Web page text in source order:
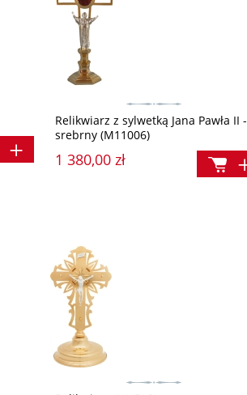
Relikwiarz z sylwetką Jana Pawła II -
srebrny (M11006)
1 380,00 zł